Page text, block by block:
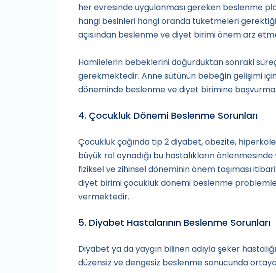
her evresinde uygulanması gereken beslenme
hangi besinleri hangi oranda tüketmeleri
açısından beslenme ve diyet birimi önem arz
Hamilelerin bebeklerini doğurduktan sonraki
gerekmektedir. Anne sütünün bebeğin gelişimi
döneminde beslenme ve diyet birimine
4. Çocukluk Dönemi Beslenme Sorunları
Çocukluk çağında tip 2 diyabet, obezite,
büyük rol oynadığı bu hastalıkların
fiziksel ve zihinsel döneminin önem taşıması
diyet birimi çocukluk dönemi beslenme
vermektedir.
5. Diyabet Hastalarının Beslenme Sorunları
Diyabet ya da yaygın bilinen adıyla şeker
düzensiz ve dengesiz beslenme sonucunda